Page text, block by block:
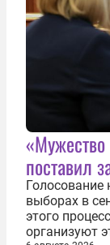
«Мужество
поставил
выборах в
этого
организуют